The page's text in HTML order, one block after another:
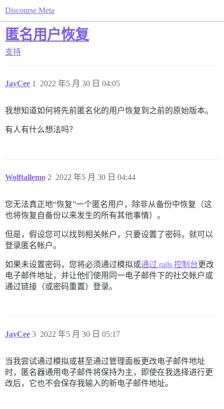
Discourse Meta
匿名用户恢复
支持
JayCee 2022 年5 月 30 日 04:05
1
我想知道如何将先前匿名化的用户恢复到之前的原始版本。
有人有什么想法吗？
Wolftallemo 2022 年5 月 30 日 04:44
2
您无法真正地“恢复”一个匿名用户，除非从备份中恢复（这
也将恢复自备份以来发生的所有其他事情）。
但是，假设您可以找到相关帐户，只要设置了密码，就可以
登录匿名帐户。
如果未设置密码，您将必须通过模拟或通过 rails 控制台更改
电子邮件地址，并让他们使用同一电子邮件下的社交帐户或
通过链接（或密码重置）登录。
JayCee 2022 年5 月 30 日 05:17
3
当我尝试通过模拟或甚至通过管理面板更改电子邮件地址
时，匿名器通用电子邮件将保持为主，即使在我选择进行更
改后，它也不会保存我输入的新电子邮件地址。